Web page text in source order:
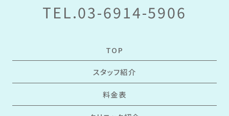
TEL.03-6914-5906
TOP
スタッフ紹介
料金表